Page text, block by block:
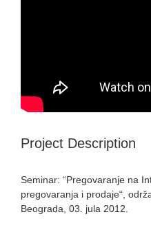
Project Description
Seminar: “Pregovaranje na
pregovaranja i prodaje“,
Beograda, 03. jula 2012.